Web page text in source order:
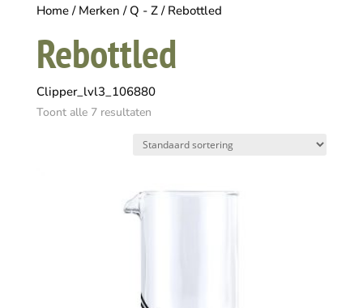
Home/ Merken / Q - Z/ Rebottled
Rebottled
Clipper_lvl3_106880
Toont alle 7 resultaten